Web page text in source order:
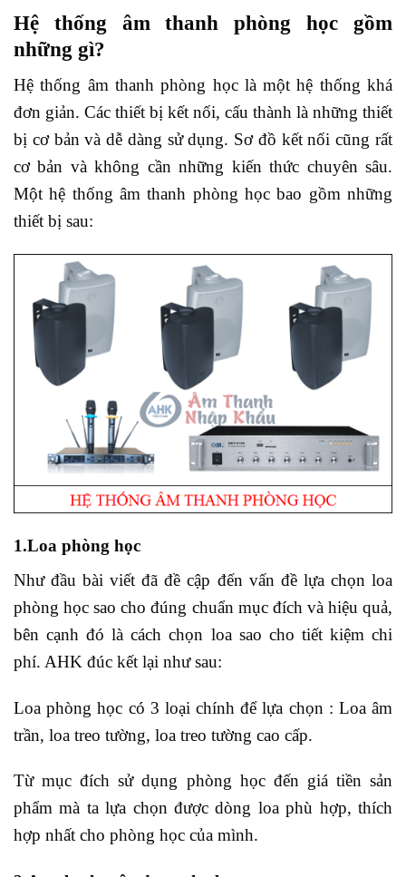
Hệ thống âm thanh phòng học gồm
những gì?
Hệ thống âm thanh phòng học là một hệ thống khá
đơn giản. Các thiết bị kết nối, cấu thành là những thiết
bị cơ bản và dễ dàng sử dụng. Sơ đồ kết nối cũng rất
cơ bản và không cần những kiến thức chuyên sâu.
Một hệ thống âm thanh phòng học bao gồm những
thiết bị sau:
1.Loa phòng học
Như đầu bài viết đã đề cập đến vấn đề lựa chọn loa
phòng học sao cho đúng chuẩn mục đích và hiệu quả,
bên cạnh đó là cách chọn loa sao cho tiết kiệm chi
phí. AHK đúc kết lại như sau:
Loa phòng học có 3 loại chính để lựa chọn : Loa âm
trần, loa treo tường, loa treo tường cao cấp.
Từ mục đích sử dụng phòng học đến giá tiền sản
phẩm mà ta lựa chọn được dòng loa phù hợp, thích
hợp nhất cho phòng học của mình.